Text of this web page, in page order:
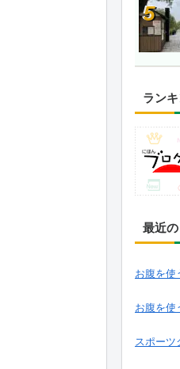
ラン
最近
お腹を使
お腹を使
スポーツ